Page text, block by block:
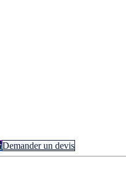
Demander un devis